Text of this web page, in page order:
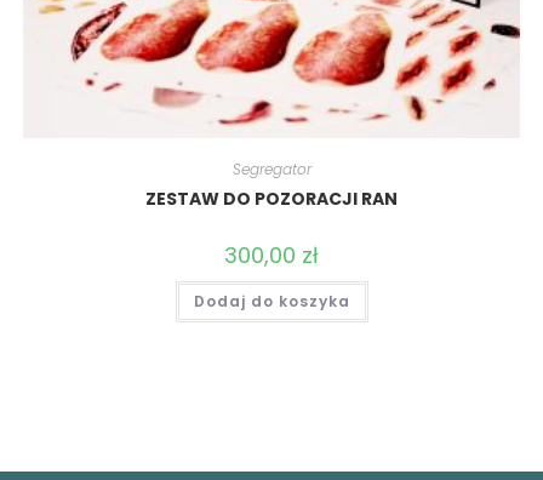
Segregator
ZESTAW DO POZORACJI RAN
300,00 zł
Dodaj do koszyka